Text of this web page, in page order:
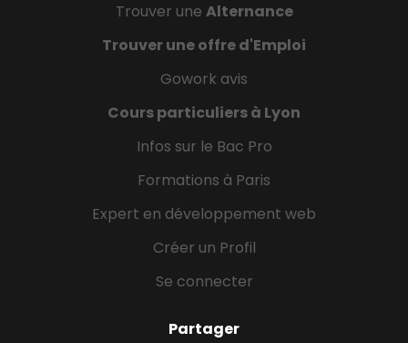
Trouver une Alternance
Trouver une offre d'Emploi
Gowork avis
Cours particuliers à Lyon
Infos sur le Bac Pro
Formations à Paris
Expert en développement web
Créer un Profil
Se connecter
Partager